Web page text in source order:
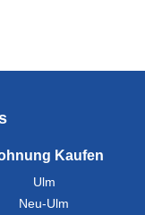
Kaufen
Ulm
Neu-Ulm